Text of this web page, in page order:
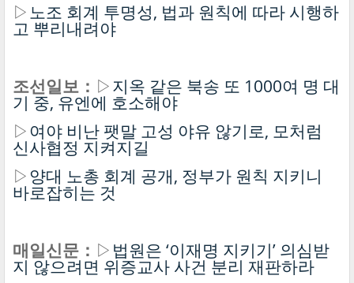
▷노조 회계 투명성, 법과 원칙에 따라 시행하
고 뿌리내려야
조선일보： ▷지옥 같은 북송 또 1000여 명 대
기 중, 유엔에 호소해야
▷여야 비난 팻말 고성 야유 않기로, 모처럼
신사협정 지켜지길
▷양대 노총 회계 공개, 정부가 원칙 지키니
바로잡히는 것
매일신문： ▷ 법원은 ‘이재명 지키기’ 의심받
지 않으려면 위증교사 사건 분리 재판하라